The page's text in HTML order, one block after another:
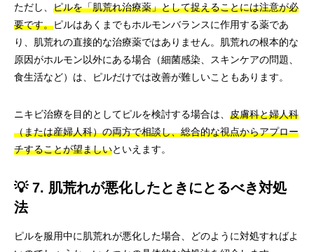
ただし、 ピルを「肌荒れ治療薬」として捉えることには注意が必
要です。ピルはあくまでもホルモンバランスに作用する薬であ
り、肌荒れの直接的な治療薬ではありません。肌荒れの根本的な
原因がホルモン以外にある場合（細菌感染、スキンケアの問題、
食生活など）は、ピルだけでは改善が難しいこともあります。
ニキビ治療を目的としてピルを検討する場合は、 皮膚科と婦人科
（または産婦人科）の両方で相談し、総合的な視点からアプロー
チすることが望ましいといえます。
💡 7. 肌荒れが悪化したときにとるべき対処
法
ピルを服用中に肌荒れが悪化した場合、どのように対処すればよ